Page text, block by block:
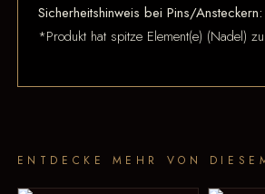
Sicherheitshinweis bei Pins/Ansteckern:
*Produkt hat spitze Element(e) (Nadel)
ENTDECKE MEHR VON